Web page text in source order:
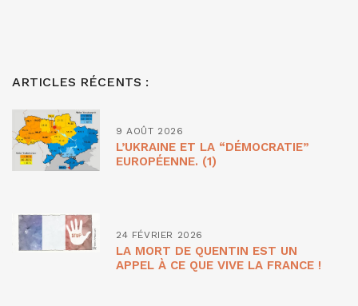
ARTICLES RÉCENTS :
9 AOÛT 2026
L’UKRAINE ET LA “DÉMOCRATIE”
EUROPÉENNE. (1)
24 FÉVRIER 2026
LA MORT DE QUENTIN EST UN
APPEL À CE QUE VIVE LA FRANCE !